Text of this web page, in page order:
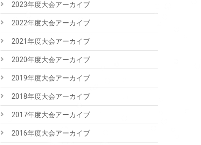
2023年度大会アーカイブ
2022年度大会アーカイブ
2021年度大会アーカイブ
2020年度大会アーカイブ
2019年度大会アーカイブ
2018年度大会アーカイブ
2017年度大会アーカイブ
2016年度大会アーカイブ